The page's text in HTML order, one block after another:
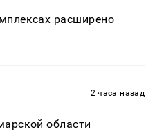
расширено
2 часа назад
области